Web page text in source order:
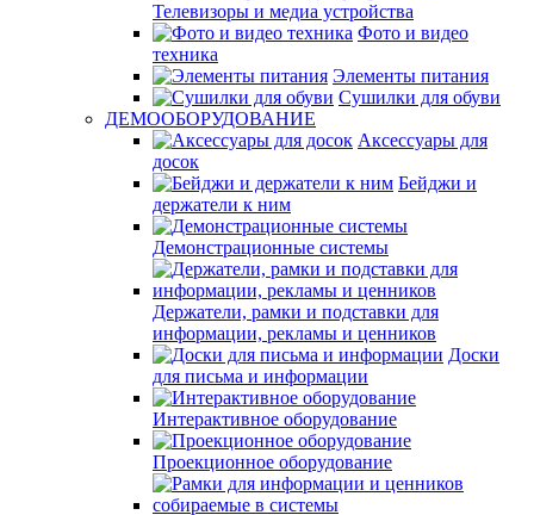
Телевизоры и медиа устройства
Фото и видео
техника
Элементы питания
Сушилки для обуви
ДЕМООБОРУДОВАНИЕ
Аксессуары для
досок
Бейджи и
держатели к ним
Демонстрационные системы
Держатели, рамки и подставки для
информации, рекламы и ценников
Доски
для письма и информации
Интерактивное оборудование
Проекционное оборудование